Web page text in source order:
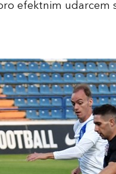
efektnim